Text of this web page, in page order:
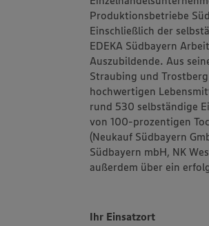
Produktionsbetriebe
Einschließlich der
EDEKA Südbayern
Auszubildende. Aus
Straubing und
hochwertigen
rund 530 selbständige
von 100-prozentigen
(Neukauf Südbayern
Südbayern mbH, NK
außerdem über ein
Ihr Einsatzort